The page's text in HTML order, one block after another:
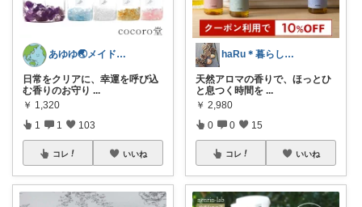
あゆゆ🌏メイドインジャパン応援中
日常をクリアに、幸運を呼び込
む香りのお守り ...
￥ 1,320
1 1 103
コレ いいね
haRu＊暮らし・こども・美容
天然アロマの香りで、ほっとひ
と息つく時間を ...
￥ 2,980
0 0 15
コレ いいね